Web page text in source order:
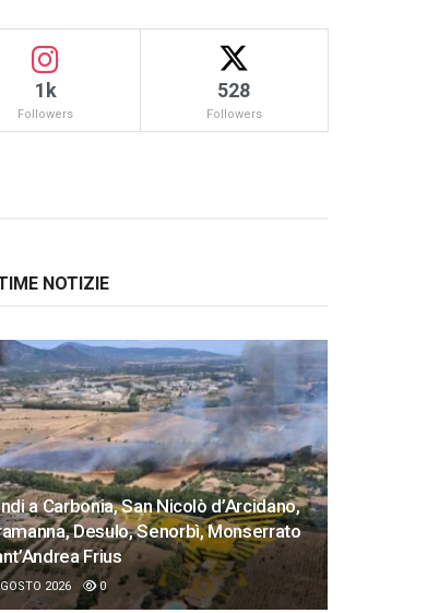
1k
Followers
528
Followers
NOTIZIE
a Carbonia, San Nicolò d’Arcidano,
Desulo, Senorbì, Monserrato
Frius
2026 0